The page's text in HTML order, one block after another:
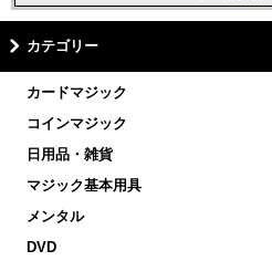
カテゴリー
カードマジック
コインマジック
日用品・雑貨
マジック基本用具
メンタル
DVD